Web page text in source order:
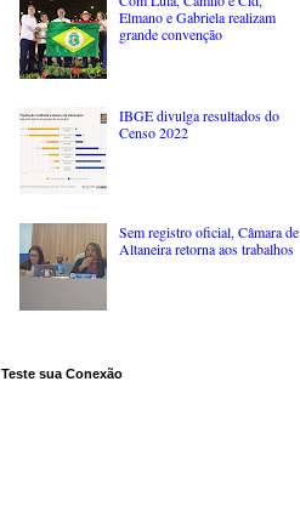
Elmano e Gabriela realizam
grande convenção
IBGE divulga resultados do
Censo 2022
Sem registro oficial, Câmara de
Altaneira retorna aos trabalhos
Teste sua Conexão